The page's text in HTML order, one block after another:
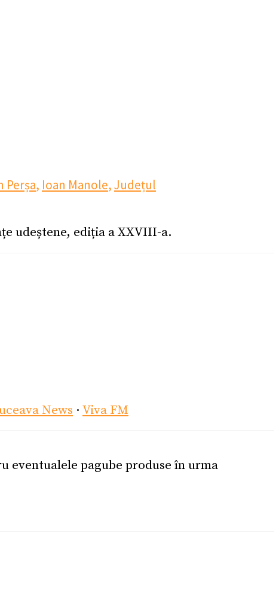
Perșa, Ioan Manole,Județul
udeștene, ediția a XXVIII-a.
News · Viva FM
eventualele pagube produse în urma